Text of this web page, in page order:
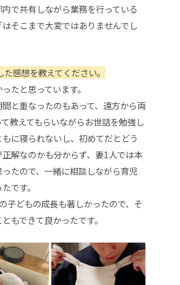
で共有しながら業務を行っている
そこまで大変ではありませんでし
感想を教えてください。
たと思っています。
と重なったのもあって、遠方から両
教えてもらいながらお世話を勉強し
に寝られないし、初めてだとどう
解なのかも分からず、妻1人では本
たので、一緒に相談しながら育児
です。
子どもの成長も著しかったので、そ
もできて良かったです。